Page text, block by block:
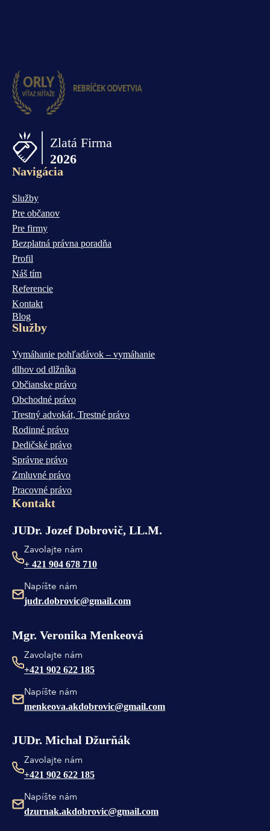
Navigácia
Služby
Pre občanov
Pre firmy
Bezplatná právna poradňa
Profil
Náš tím
Referencie
Kontakt
Blog
Služby
Vymáhanie pohľadávok – vymáhanie
dlhov od dlžníka
Občianske právo
Obchodné právo
Trestný advokát, Trestné právo
Rodinné právo
Dedičské právo
Správne právo
Zmluvné právo
Pracovné právo
Kontakt
JUDr. Jozef Dobrovič, LL.M.
Zavolajte nám
+ 421 904 678 710
Napíšte nám
judr.dobrovic@gmail.com
Mgr. Veronika Menkeová
Zavolajte nám
+421 902 622 185
Napíšte nám
menkeova.akdobrovic@gmail.com
JUDr. Michal Džurňák
Zavolajte nám
+421 902 622 185
Napíšte nám
dzurnak.akdobrovic@gmail.com